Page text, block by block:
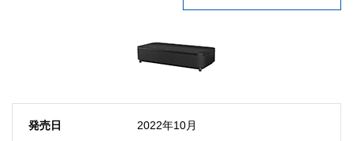
発売日 2022年10月